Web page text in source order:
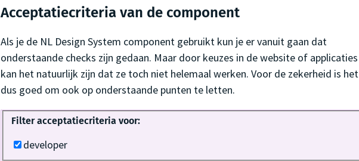
Acceptatiecriteria van de component
Als je de NL Design System component gebruikt kun je er vanuit gaan dat
onderstaande checks zijn gedaan. Maar door keuzes in de website of applicaties
kan het natuurlijk zijn dat ze toch niet helemaal werken. Voor de zekerheid is het
dus goed om ook op onderstaande punten te letten.
Filter acceptatiecriteria voor:
developer